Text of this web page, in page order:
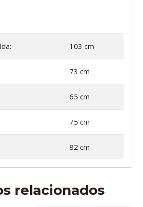
103 cm
73 cm
65 cm
75 cm
82 cm
relacionados